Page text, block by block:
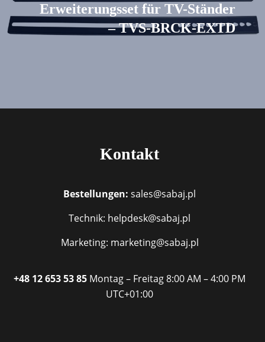
Erweiterungsset für TV-Ständer
– TVS-BRCK-EXTD
Kontakt
Bestellungen: sales@sabaj.pl
Technik: helpdesk@sabaj.pl
Marketing: marketing@sabaj.pl
+48 12 653 53 85 Montag – Freitag8:00 AM – 4:00 PM
UTC+01:00